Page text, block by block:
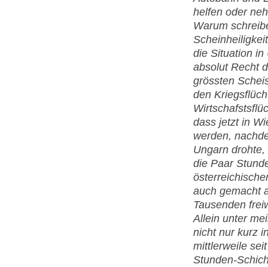
helfen oder
Warum
die Situation in
absolut Recht
grössten
den
dass jetzt in
werden,
Ungarn
die Paar
auch gemacht
Tausenden
Allein unter
nicht nur kurz
mittlerweile
Stunden-